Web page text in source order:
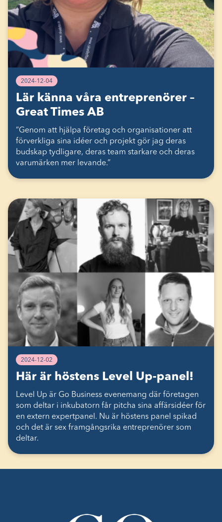
2024-12-04
Lär känna våra entreprenörer –
Great Times AB
“Genom att hjälpa företag och organisationer att
förverkliga sina idéer och projekt gör jag deras
budskap tydligare, deras team starkare och deras
varumärken mer levande.”
2024-12-02
Här är höstens Level Up-panel!
Level Up är Go Business evenemang där företagen
som deltar i inkubatorn får pitcha sina affärsidéer för
en extern expertpanel. Nu är höstens panel spikad
och det är sex framgångsrika entreprenörer som
deltar.